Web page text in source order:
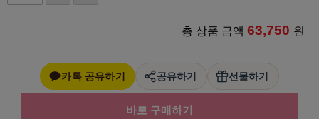
총 상품 금액 63,750 원
카톡 공유하기 공유하기 선물하기
바로 구매하기